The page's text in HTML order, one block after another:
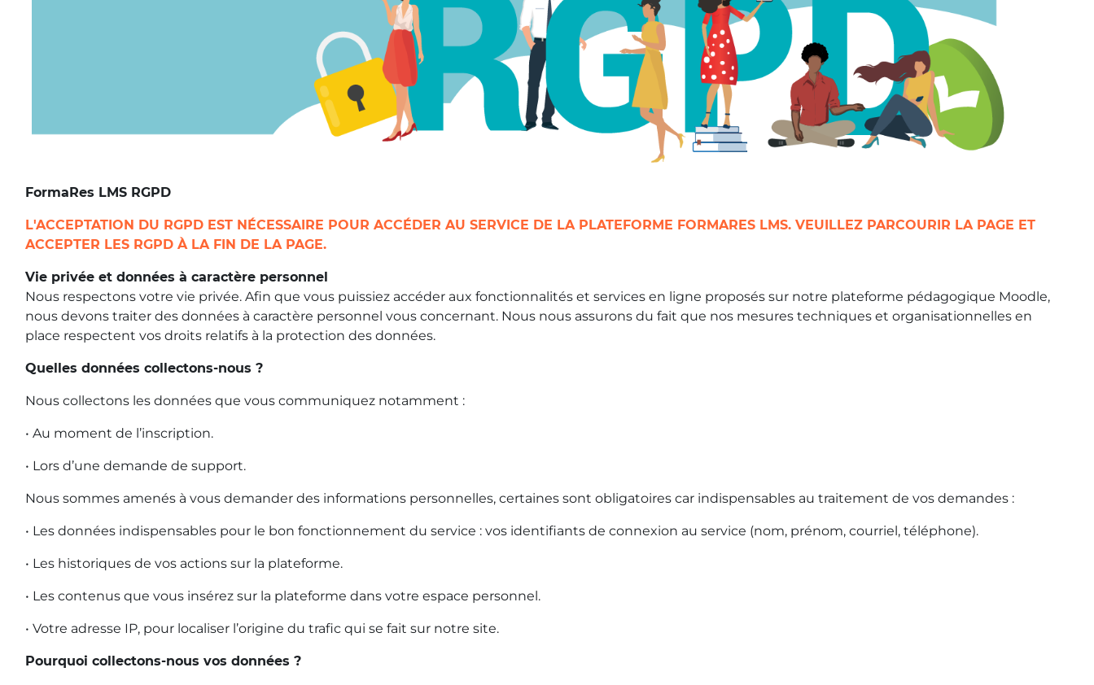
FormaRes LMS RGPD
L'ACCEPTATION DU RGPD EST NÉCESSAIRE POUR ACCÉDER AU SERVICE DE LA PLATEFORME FORMARES LMS. VEUILLEZ PARCOURIR LA PAGE ET
ACCEPTER LES RGPD À LA FIN DE LA PAGE.
Vie privée et données à caractère personnel
Nous respectons votre vie privée. Afin que vous puissiez accéder aux fonctionnalités et services en ligne proposés sur notre plateforme pédagogique Moodle,
nous devons traiter des données à caractère personnel vous concernant. Nous nous assurons du fait que nos mesures techniques et organisationnelles en
place respectent vos droits relatifs à la protection des données.
Quelles données collectons-nous ?
Nous collectons les données que vous communiquez notamment :
• Au moment de l’inscription.
• Lors d’une demande de support.
Nous sommes amenés à vous demander des informations personnelles, certaines sont obligatoires car indispensables au traitement de vos demandes :
• Les données indispensables pour le bon fonctionnement du service : vos identifiants de connexion au service (nom, prénom, courriel, téléphone).
• Les historiques de vos actions sur la plateforme.
• Les contenus que vous insérez sur la plateforme dans votre espace personnel.
• Votre adresse IP, pour localiser l’origine du trafic qui se fait sur notre site.
Pourquoi collectons-nous vos données ?